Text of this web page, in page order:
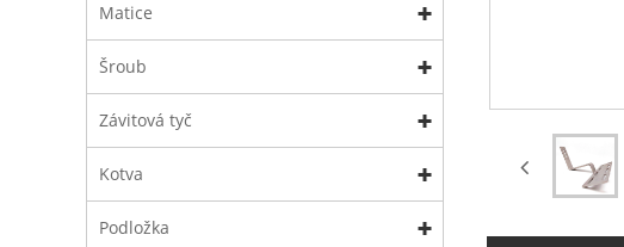
Matice
Šroub
Závitová tyč
Kotva
Podložka